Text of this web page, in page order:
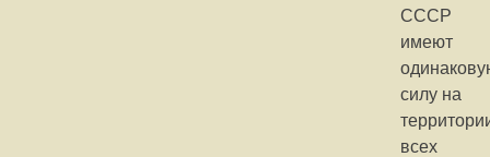
СССР
имеют
силу на
всех